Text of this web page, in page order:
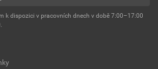
prohlášení výrobku
25 kg
k dispozici v pracovních dnech v době 7:00–17:00